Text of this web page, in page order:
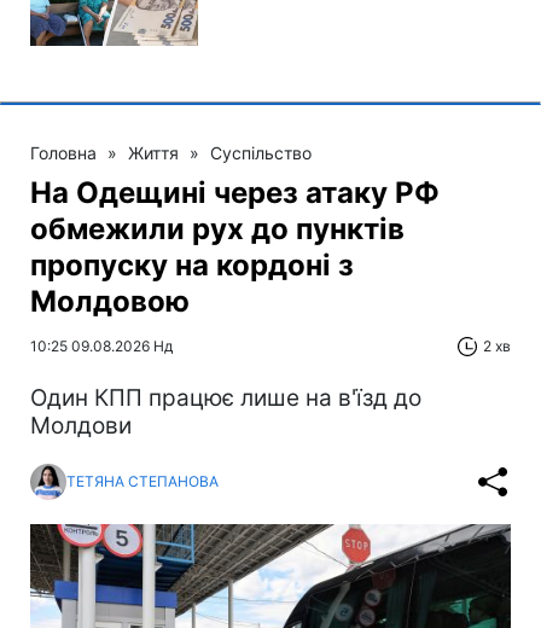
Головна » Життя » Суспільство
На Одещині через атаку РФ
обмежили рух до пунктів
пропуску на кордоні з
Молдовою
10:25 09.08.2026 Нд 2 хв
Один КПП працює лише на в'їзд до
Молдови
ТЕТЯНА СТЕПАНОВА